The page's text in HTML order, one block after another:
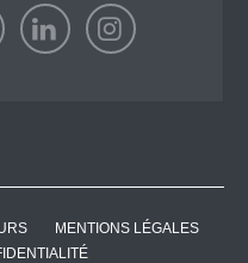
MENTIONS LÉGALES